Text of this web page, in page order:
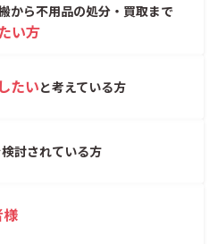
から不用品の処分・買取まで
い方
たいと考えている方
討されている方